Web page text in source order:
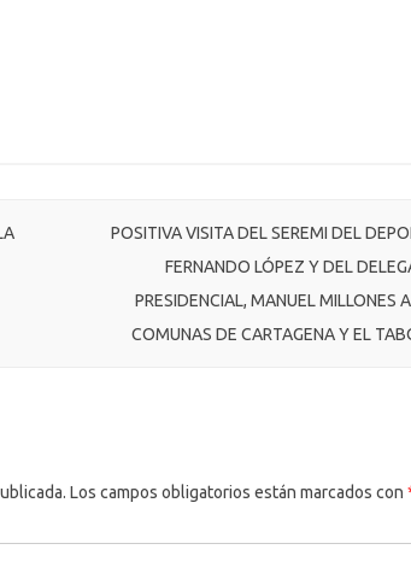
POSITIVA VISITA DEL SEREMI DEL
FERNANDO LÓPEZ Y DEL
PRESIDENCIAL, MANUEL MILLONES
COMUNAS DE CARTAGENA Y EL
Los campos obligatorios están marcados con